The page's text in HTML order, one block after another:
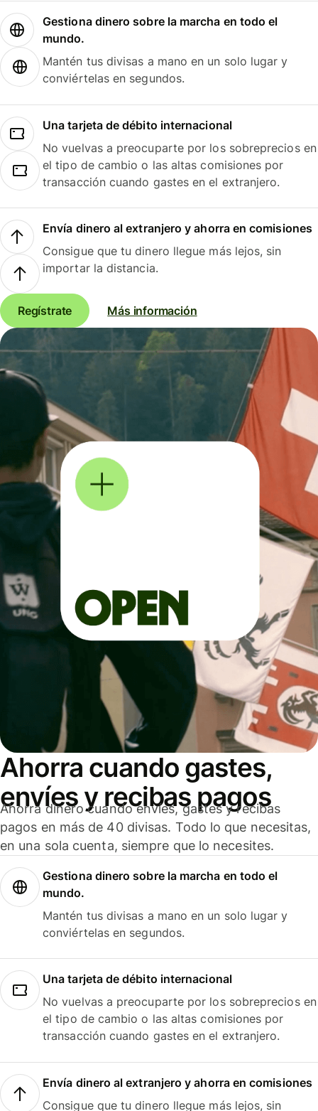
Gestiona dinero sobre la marcha en todo el
mundo.
Mantén tus divisas a mano en un solo lugar y
conviértelas en segundos.
Una tarjeta de débito internacional
No vuelvas a preocuparte por los sobreprecios en
el tipo de cambio o las altas comisiones por
transacción cuando gastes en el extranjero.
Envía dinero al extranjero y ahorra en comisiones
Consigue que tu dinero llegue más lejos, sin
importar la distancia.
Regístrate Más información
Ahorra cuando gastes,
envíes y recibas pagos
Ahorra dinero cuando envíes, gastes y recibas
pagos en más de 40 divisas. Todo lo que necesitas,
en una sola cuenta, siempre que lo necesites.
Gestiona dinero sobre la marcha en todo el
mundo.
Mantén tus divisas a mano en un solo lugar y
conviértelas en segundos.
Una tarjeta de débito internacional
No vuelvas a preocuparte por los sobreprecios en
el tipo de cambio o las altas comisiones por
transacción cuando gastes en el extranjero.
Envía dinero al extranjero y ahorra en comisiones
Consigue que tu dinero llegue más lejos, sin